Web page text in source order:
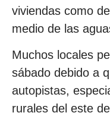
viviendas como
medio de las
Muchos locales
sábado debido a
autopistas,
rurales del este